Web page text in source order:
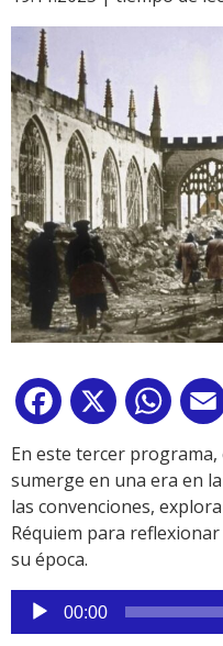
Facebook
X
En este tercer
sumerge en una era en
las convenciones,
Réquiem para
su época.
Reproductor
de
00:00